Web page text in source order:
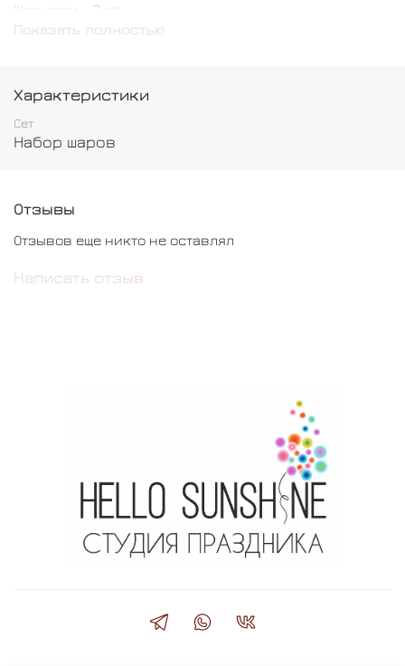
Шар хром - 2 шт
Показать полностью
Характеристики
Сет
Набор шаров
Отзывы
Отзывов еще никто не оставлял
Написать отзыв